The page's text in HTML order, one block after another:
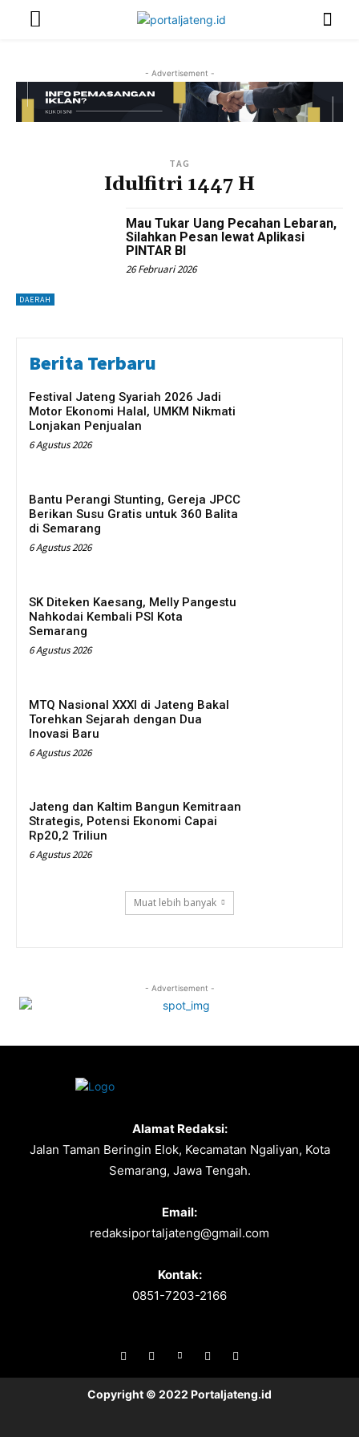
- Advertisement -
TAG
Idulfitri 1447 H
DAERAH
Mau Tukar Uang Pecahan Lebaran,
Silahkan Pesan lewat Aplikasi
PINTAR BI
26 Februari 2026
Berita Terbaru
Festival Jateng Syariah 2026 Jadi
Motor Ekonomi Halal, UMKM Nikmati
Lonjakan Penjualan
6 Agustus 2026
Bantu Perangi Stunting, Gereja JPCC
Berikan Susu Gratis untuk 360 Balita
di Semarang
6 Agustus 2026
SK Diteken Kaesang, Melly Pangestu
Nahkodai Kembali PSI Kota
Semarang
6 Agustus 2026
MTQ Nasional XXXI di Jateng Bakal
Torehkan Sejarah dengan Dua
Inovasi Baru
6 Agustus 2026
Jateng dan Kaltim Bangun Kemitraan
Strategis, Potensi Ekonomi Capai
Rp20,2 Triliun
6 Agustus 2026
Muat lebih banyak
- Advertisement -
Alamat Redaksi:
Jalan Taman Beringin Elok, Kecamatan Ngaliyan, Kota
Semarang, Jawa Tengah.
Email:
redaksiportaljateng@gmail.com
Kontak:
0851-7203-2166
Copyright © 2022 Portaljateng.id